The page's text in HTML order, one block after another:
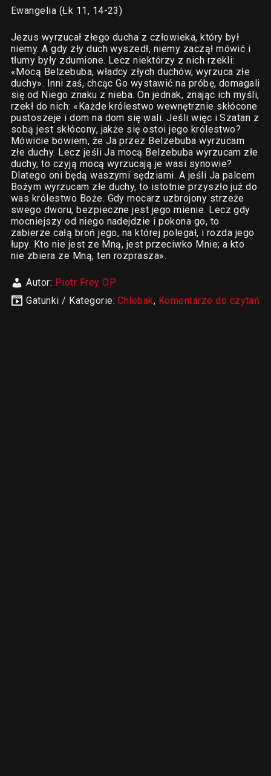
Ewangelia (Łk 11, 14-23)
Jezus wyrzucał złego ducha z człowieka, który był
niemy. A gdy zły duch wyszedł, niemy zaczął mówić i
tłumy były zdumione. Lecz niektórzy z nich rzekli:
«Mocą Belzebuba, władcy złych duchów, wyrzuca złe
duchy». Inni zaś, chcąc Go wystawić na próbę, domagali
się od Niego znaku z nieba. On jednak, znając ich myśli,
rzekł do nich: «Każde królestwo wewnętrznie skłócone
pustoszeje i dom na dom się wali. Jeśli więc i Szatan z
sobą jest skłócony, jakże się ostoi jego królestwo?
Mówicie bowiem, że Ja przez Belzebuba wyrzucam
złe duchy. Lecz jeśli Ja mocą Belzebuba wyrzucam złe
duchy, to czyją mocą wyrzucają je wasi synowie?
Dlatego oni będą waszymi sędziami. A jeśli Ja palcem
Bożym wyrzucam złe duchy, to istotnie przyszło już do
was królestwo Boże. Gdy mocarz uzbrojony strzeże
swego dworu, bezpieczne jest jego mienie. Lecz gdy
mocniejszy od niego nadejdzie i pokona go, to
zabierze całą broń jego, na której polegał, i rozda jego
łupy. Kto nie jest ze Mną, jest przeciwko Mnie; a kto
nie zbiera ze Mną, ten rozprasza».
Autor: Piotr Frey OP
Gatunki / Kategorie:Chlebak, Komentarze do czytań